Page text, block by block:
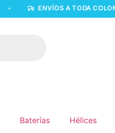
ENVÍOS A TODA COLOMBIA
Baterías Hélices